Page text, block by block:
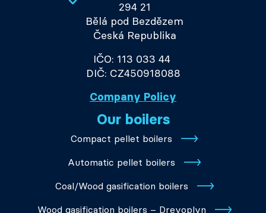
294 21
Bělá pod Bezdězem
Česká Republika
IČO: 113 033 44
DIČ: CZ450918088
Company Policy
Our boilers
Compact pellet boilers
Automatic pellet boilers
Coal/Wood gasification boilers
Wood gasification boilers – Drevoplyn